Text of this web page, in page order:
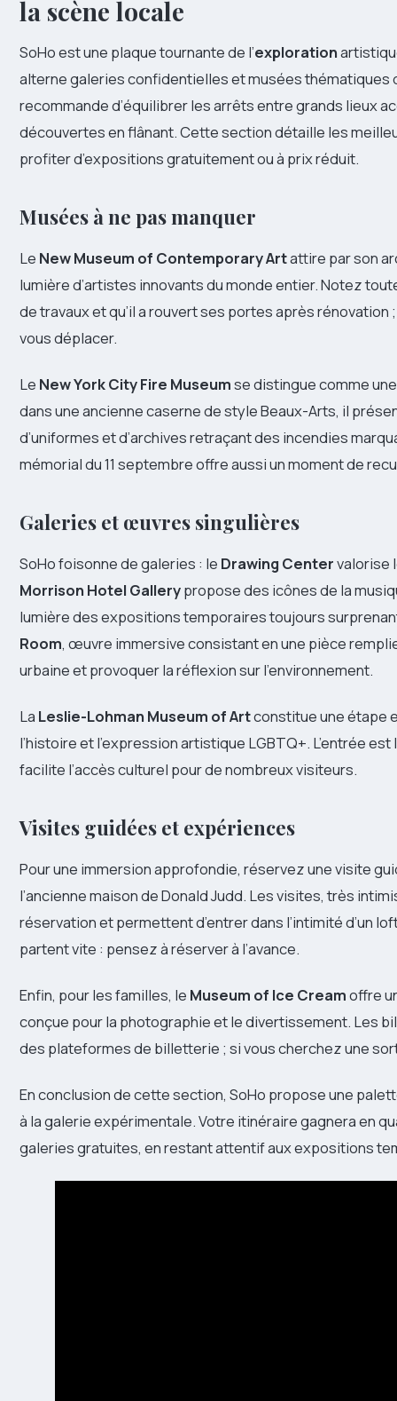
la scène locale
SoHo est une plaque tournante de l’exploration
alterne galeries confidentielles et musées thématiques
recommande d’équilibrer les arrêts entre grands lieux
découvertes en flânant. Cette section détaille les
profiter d’expositions gratuitement ou à prix réduit.
Musées à ne pas manquer
Le New Museum of Contemporary Artattire par son
lumière d’artistes innovants du monde entier. Notez
de travaux et qu’il a rouvert ses portes après
vous déplacer.
Le New York City Fire Museumse distingue comme
dans une ancienne caserne de style Beaux-Arts, il
d’uniformes et d’archives retraçant des incendies
mémorial du 11 septembre offre aussi un moment de
Galeries et œuvres singulières
SoHo foisonne de galeries : le Drawing Centervalorise
Morrison Hotel Gallerypropose des icônes de la
lumière des expositions temporaires toujours
Room, œuvre immersive consistant en une pièce
urbaine et provoquer la réflexion sur l’environnement.
La Leslie-Lohman Museum of Artconstitue une étape
l’histoire et l’expression artistique LGBTQ+. L’entrée
facilite l’accès culturel pour de nombreux visiteurs.
Visites guidées et expériences
Pour une immersion approfondie, réservez une visite
l’ancienne maison de Donald Judd. Les visites, très
réservation et permettent d’entrer dans l’intimité d’un
partent vite : pensez à réserver à l’avance.
Enfin, pour les familles, le Museum of Ice Creamoffre
conçue pour la photographie et le divertissement. Les
des plateformes de billetterie ; si vous cherchez une
En conclusion de cette section, SoHo propose une
à la galerie expérimentale. Votre itinéraire gagnera en
galeries gratuites, en restant attentif aux expositions